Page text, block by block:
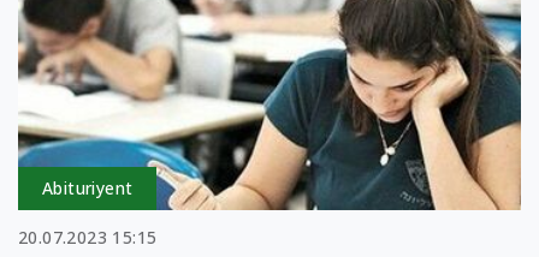
Abituriyent
20.07.2023 15:15